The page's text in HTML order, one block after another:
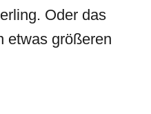
Oder das
etwas größeren